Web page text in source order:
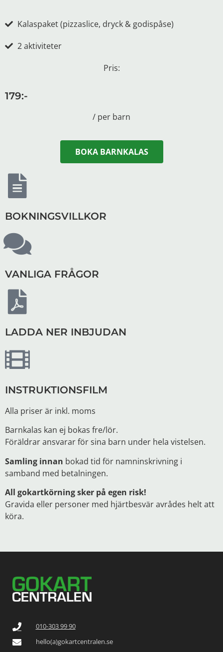
Kalaspaket(pizzaslice, dryck & godispåse)
2 aktiviteter
Pris:
179:-
/ per barn
BOKA BARNKALAS
BOKNINGSVILLKOR
VANLIGA FRÅGOR
LADDA NER INBJUDAN
INSTRUKTIONSFILM
Alla priser är inkl. moms
Barnkalas kan ej bokas fre/lör.
Föräldrar ansvarar för sina barn under hela vistelsen.
Samling innan bokad tid för namninskrivning i
samband med betalningen.
All gokartkörning sker på egen risk!
Gravida eller personer med hjärtbesvär avrådes helt att
köra.
010-303 99 90
hello(a)gokartcentralen.se